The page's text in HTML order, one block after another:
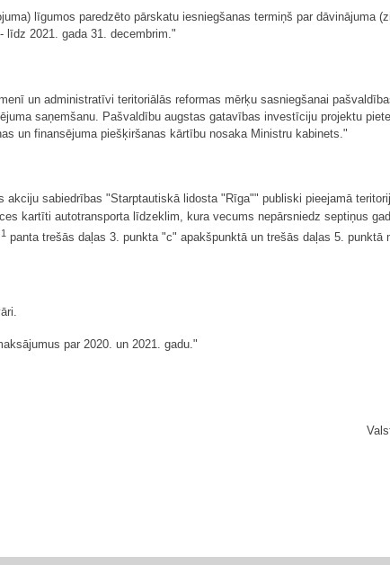
līgumos paredzēto pārskatu iesniegšanas termiņš par dāvinājuma
līdz 2021. gada 31. decembrim."
un administratīvi teritoriālās reformas mērķu sasniegšanai
saņemšanu. Pašvaldību augstas gatavības investīciju projektu
un finansējuma piešķiršanas kārtību nosaka Ministru kabinets."
akciju sabiedrības "Starptautiskā lidosta "Rīga"" publiski pieejamā
kartīti autotransporta līdzeklim, kura vecums nepārsniedz septiņus
1 panta trešās daļas 3. punkta "c" apakšpunktā un trešās daļas 5. punktā
par 2020. un 2021. gadu."